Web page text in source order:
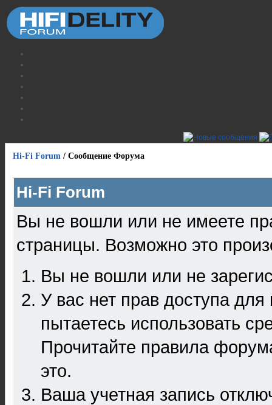
Hi-Fi Forum / Сообщение Форума
Hi-Fi Forum
Вы не вошли или не имеете
страницы. Возможно это
Вы не вошли или не
У вас нет прав доступа
пытаетесь использовать
Прочитайте правила
это.
Ваша учетная запись